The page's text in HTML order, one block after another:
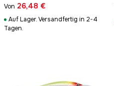
Von 26,48 €
Auf Lager. Versandfertig in 2-4
Tagen.